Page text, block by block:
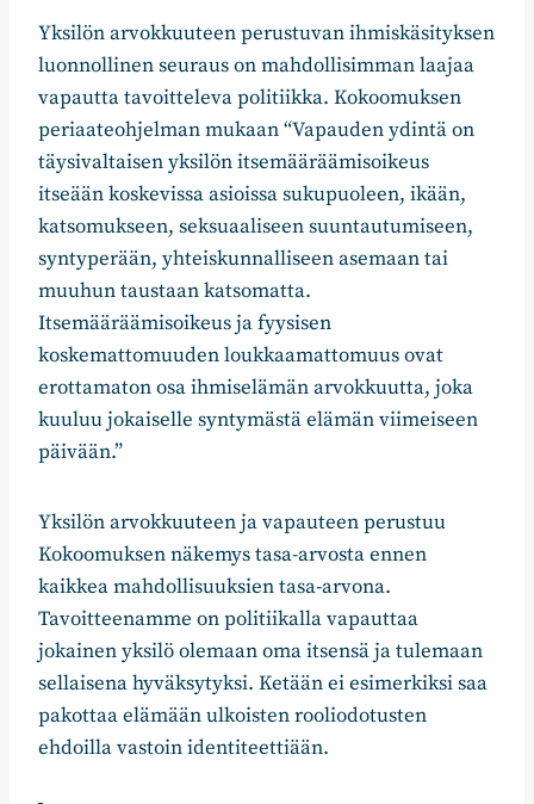
Yksilön arvokkuuteen perustuvan ihmiskäsityksen
luonnollinen seuraus on mahdollisimman laajaa
vapautta tavoitteleva politiikka. Kokoomuksen
periaateohjelman mukaan “Vapauden ydintä on
täysivaltaisen yksilön itsemääräämisoikeus
itseään koskevissa asioissa sukupuoleen, ikään,
katsomukseen, seksuaaliseen suuntautumiseen,
syntyperään, yhteiskunnalliseen asemaan tai
muuhun taustaan katsomatta.
Itsemääräämisoikeus ja fyysisen
koskemattomuuden loukkaamattomuus ovat
erottamaton osa ihmiselämän arvokkuutta, joka
kuuluu jokaiselle syntymästä elämän viimeiseen
päivään.”
Yksilön arvokkuuteen ja vapauteen perustuu
Kokoomuksen näkemys tasa-arvosta ennen
kaikkea mahdollisuuksien tasa-arvona.
Tavoitteenamme on politiikalla vapauttaa
jokainen yksilö olemaan oma itsensä ja tulemaan
sellaisena hyväksytyksi. Ketään ei esimerkiksi saa
pakottaa elämään ulkoisten rooliodotusten
ehdoilla vastoin identiteettiään.